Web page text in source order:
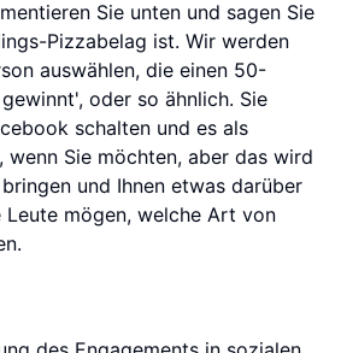
Sie unten und sagen Sie
Pizzabelag ist. Wir werden
auswählen, die einen 50-
oder so ähnlich. Sie
schalten und es als
wenn Sie möchten, aber das wird
und Ihnen etwas darüber
Leute mögen, welche Art von